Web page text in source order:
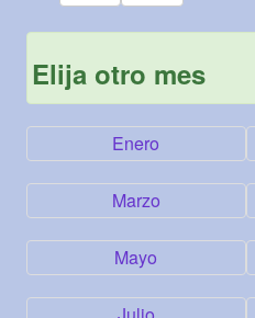
Elija otro mes
Enero
Marzo
Mayo